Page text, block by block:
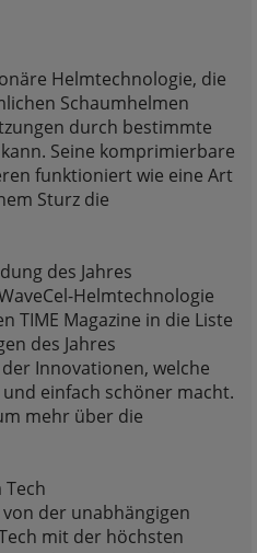
Helmtechnologie, die
Schaumhelmen
durch bestimmte
Seine komprimierbare
funktioniert wie eine Art
Sturz die
des Jahres
Helmtechnologie
TIME Magazine in die Liste
des Jahres
Innovationen, welche
einfach schöner macht.
mehr über die
der unabhängigen
mit der höchsten